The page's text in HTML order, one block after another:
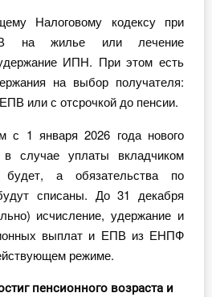
Налоговому кодексу при
на жилье или лечение
ИПН. При этом есть
на выбор получателя:
или с отсрочкой до пенсии.
с 1 января 2026 года нового
в случае уплаты вкладчиком
а обязательства по
списаны. До 31 декабря
исчисление, удержание и
выплат и ЕПВ из ЕНПФ
режиме.
пенсионного возраста и